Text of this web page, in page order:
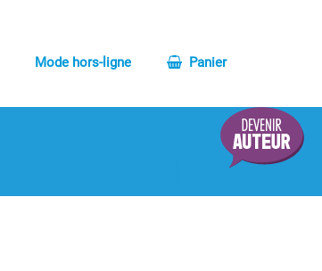
Mode hors-ligne Panier